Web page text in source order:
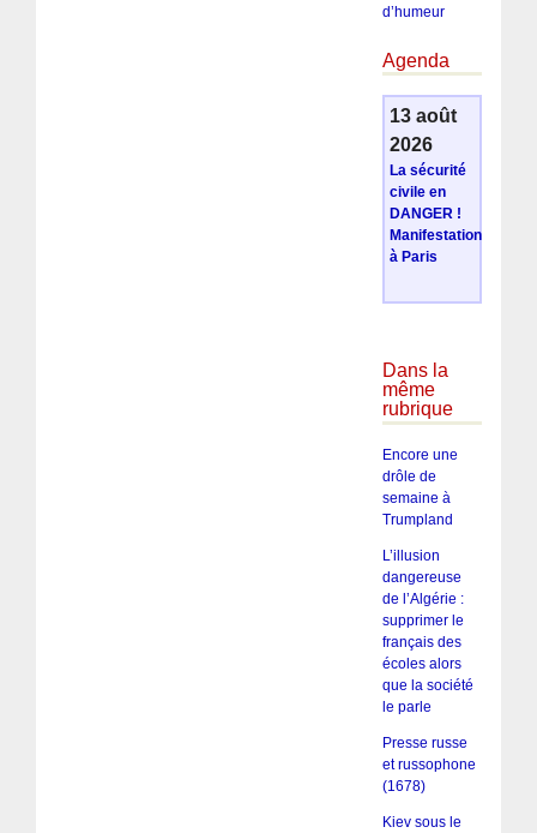
d’humeur
Agenda
13 août
2026
La sécurité
civile en
DANGER !
Manifestation
à Paris
Dans la
même
rubrique
Encore une
drôle de
semaine à
Trumpland
L’illusion
dangereuse
de l’Algérie :
supprimer le
français des
écoles alors
que la société
le parle
Presse russe
et russophone
(1678)
Kiev sous le